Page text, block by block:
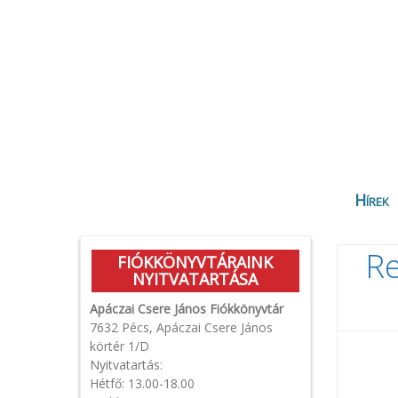
Hírek
FIÓKKÖNYVTÁRAINK
NYITVATARTÁSA
Apáczai Csere János Fiókkönyvtár
7632 Pécs, Apáczai Csere János
körtér 1/D
Nyitvatartás:
Hétfő: 13.00-18.00